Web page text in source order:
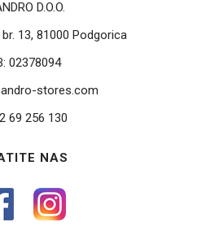
D.O.O.
13, 81000 Podgorica
02378094
stores.com
69 256 130
NAS